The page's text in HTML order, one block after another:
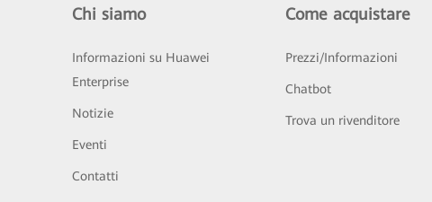
Chi siamo
Informazioni su Huawei
Enterprise
Notizie
Eventi
Contatti
Come acquistare
Prezzi/Informazioni
Chatbot
Trova un rivenditore